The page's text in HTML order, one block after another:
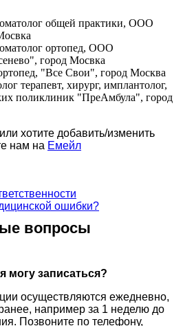
общей практики, ООО
ортопед, ООО
город Мосвка
"Все Свои", город Москва
терапевт, хирург, имплантолог,
поликлиник "ПреАмбула", город
хотите добавить/изменить
нам на Емейл
ошибки?
вопросы
могу записаться?
осуществляются ежедневно,
например за 1 неделю до
Позвоните по телефону,